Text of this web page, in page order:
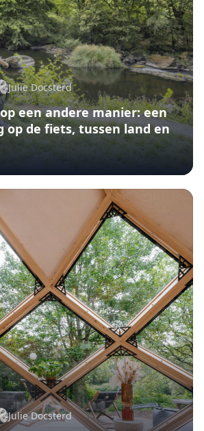
Julie Docsterd
een andere manier: een
op de fiets, tussen land en
Julie Docsterd